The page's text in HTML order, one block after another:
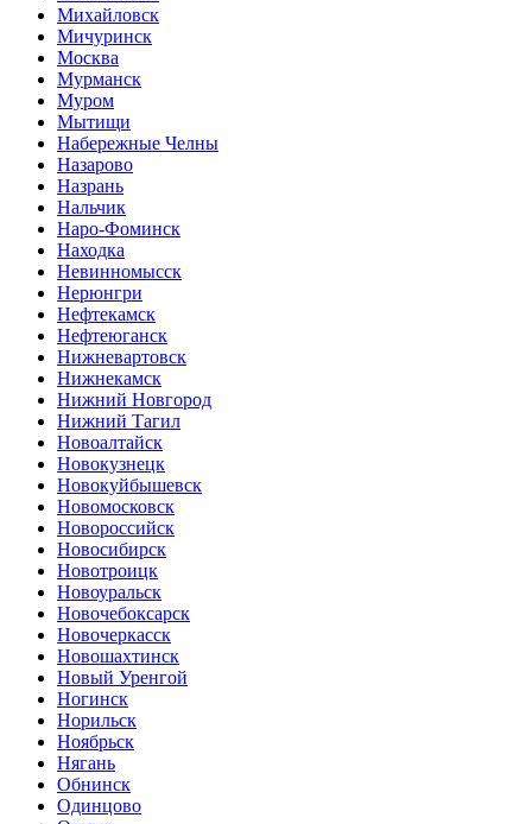
Михайловск
Мичуринск
Москва
Мурманск
Муром
Мытищи
Набережные Челны
Назарово
Назрань
Нальчик
Наро-Фоминск
Находка
Невинномысск
Нерюнгри
Нефтекамск
Нефтеюганск
Нижневартовск
Нижнекамск
Нижний Новгород
Нижний Тагил
Новоалтайск
Новокузнецк
Новокуйбышевск
Новомосковск
Новороссийск
Новосибирск
Новотроицк
Новоуральск
Новочебоксарск
Новочеркасск
Новошахтинск
Новый Уренгой
Ногинск
Норильск
Ноябрьск
Нягань
Обнинск
Одинцово